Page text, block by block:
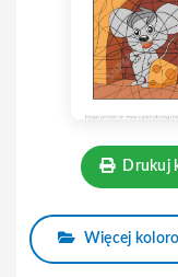
Drukuj
Więcej